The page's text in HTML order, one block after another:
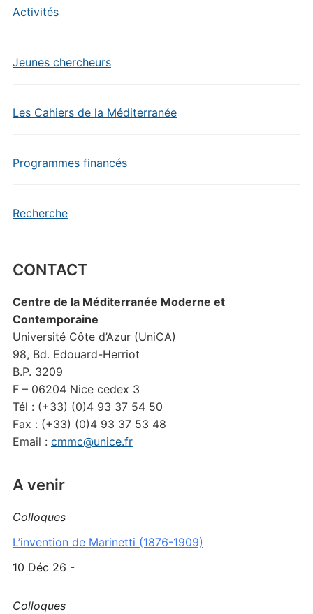
Activités
Jeunes chercheurs
Les Cahiers de la Méditerranée
Programmes financés
Recherche
CONTACT
Centre de la Méditerranée Moderne et
Contemporaine
Université Côte d’Azur (UniCA)
98, Bd. Edouard-Herriot
B.P. 3209
F – 06204 Nice cedex 3
Tél : (+33) (0)4 93 37 54 50
Fax : (+33) (0)4 93 37 53 48
Email : cmmc@unice.fr
A venir
Colloques
L’invention de Marinetti (1876-1909)
10 Déc 26 -
Colloques